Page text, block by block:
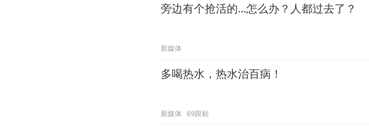
旁边有个抢活的…怎么办？人都过去了？
新媒体
多喝热水，热水治百病！
新媒体 69跟贴